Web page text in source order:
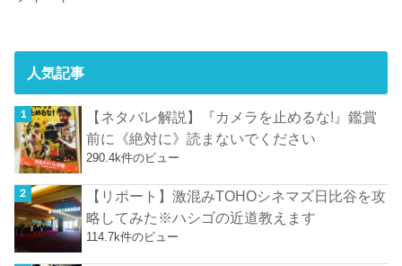
人気記事
【ネタバレ解説】『カメラを止めるな!』鑑賞
前に《絶対に》読まないでください
290.4k件のビュー
【リポート】激混みTOHOシネマズ日比谷を攻
略してみた※ハシゴの近道教えます
114.7k件のビュー